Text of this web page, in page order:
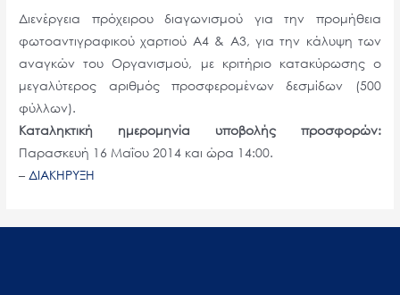
Διενέργεια πρόχειρου διαγωνισμού για την προμήθεια
φωτοαντιγραφικού χαρτιού Α4 & Α3, για την κάλυψη των
αναγκών του Οργανισμού, με κριτήριο κατακύρωσης ο
μεγαλύτερος αριθμός προσφερομένων δεσμίδων (500
φύλλων).
Καταληκτική ημερομηνία υποβολής προσφορών:
Παρασκευή 16 Μαΐου 2014 και ώρα 14:00.
–ΔΙΑΚΗΡΥΞΗ